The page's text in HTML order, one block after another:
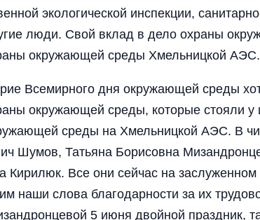
экологической инспекции,
люди. Свой вклад в дело охраны
окружающей среды Хмельницкой АЭС.
Всемирного дня окружающей среды
окружающей среды, которые стояли у
среды на Хмельницкой АЭС. В
Шумов, Татьяна Борисовна
Кирилюк. Все они сейчас на
наши слова благодарности за их
5 июня двойной праздник,